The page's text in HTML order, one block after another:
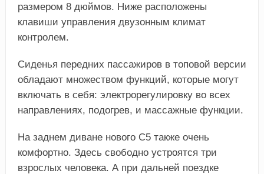
размером 8 дюймов. Ниже расположены
клавиши управления двузонным климат
контролем.
Сиденья передних пассажиров в топовой версии
обладают множеством функций, которые могут
включать в себя: электрорегулировку во всех
направлениях, подогрев, и массажные функции.
На заднем диване нового C5 также очень
комфортно. Здесь свободно устроятся три
взрослых человека. А при дальней поездке